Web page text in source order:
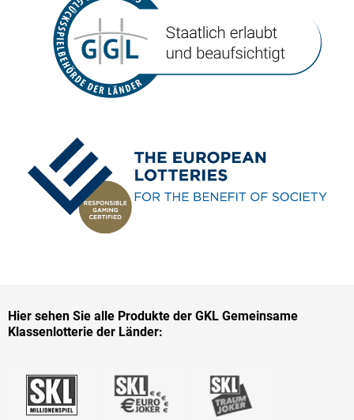
Hier sehen Sie alle Produkte der GKL Gemeinsame
Klassenlotterie der Länder: